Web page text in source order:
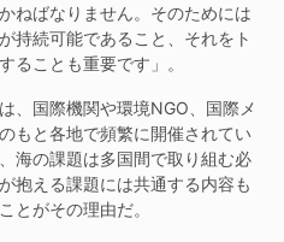
ねばなりません。そのためには
持続可能であること、それをト
ることも重要です」。
、国際機関や環境NGO、国際メ
もと各地で頻繁に開催されてい
海の課題は多国間で取り組む必
抱える課題には共通する内容も
とがその理由だ。